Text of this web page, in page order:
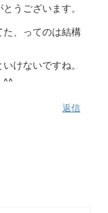
うございます。
、ってのは結構
けないですね。
^^
返信